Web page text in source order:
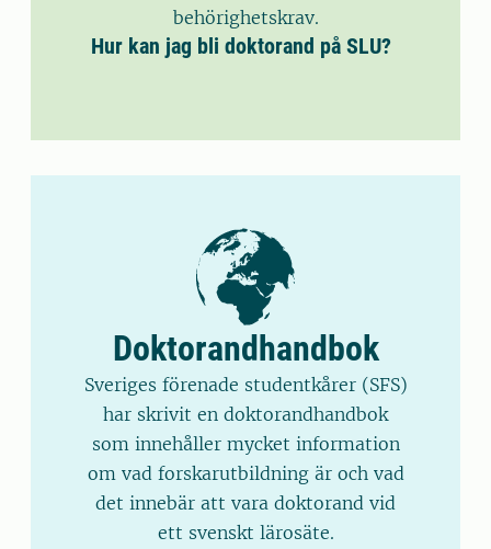
behörighetskrav.
Hur kan jag bli doktorand på SLU?
Doktorandhandbok
Sveriges förenade studentkårer (SFS)
har skrivit en doktorandhandbok
som innehåller mycket information
om vad forskarutbildning är och vad
det innebär att vara doktorand vid
ett svenskt lärosäte.